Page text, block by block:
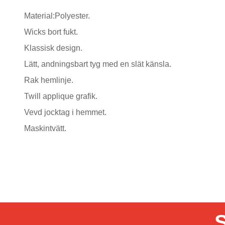
Material:Polyester.
Wicks bort fukt.
Klassisk design.
Lätt, andningsbart tyg med en slät känsla.
Rak hemlinje.
Twill applique grafik.
Vevd jocktag i hemmet.
Maskintvätt.